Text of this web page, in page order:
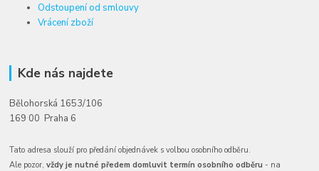
Odstoupení od smlouvy
Vrácení zboží
Kde nás najdete
Bělohorská 1653/106
169 00 Praha 6
Tato adresa slouží pro předání objednávek s volbou osobního odběru.
Ale pozor,vždy je nutné předem domluvit termín osobního odběru - na